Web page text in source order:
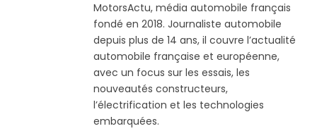
MotorsActu, média automobile français
fondé en 2018. Journaliste automobile
depuis plus de 14 ans, il couvre l’actualité
automobile française et européenne,
avec un focus sur les essais, les
nouveautés constructeurs,
l’électrification et les technologies
embarquées.